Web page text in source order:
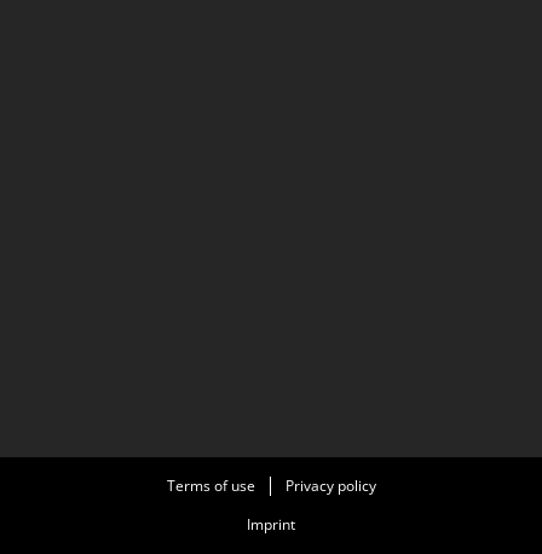
Terms of use
Privacy policy
Imprint